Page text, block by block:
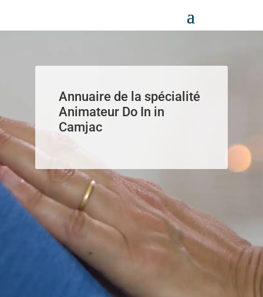
Annuaire de la spécialité
Animateur Do In in
Camjac